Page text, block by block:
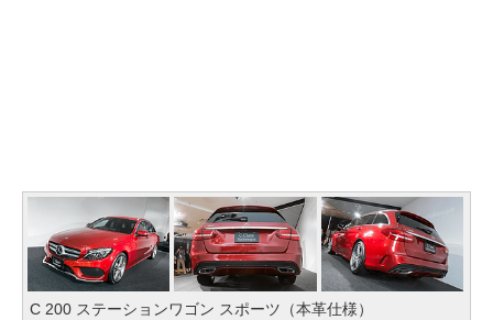
C 200 ステーションワゴン スポーツ（本革仕様）